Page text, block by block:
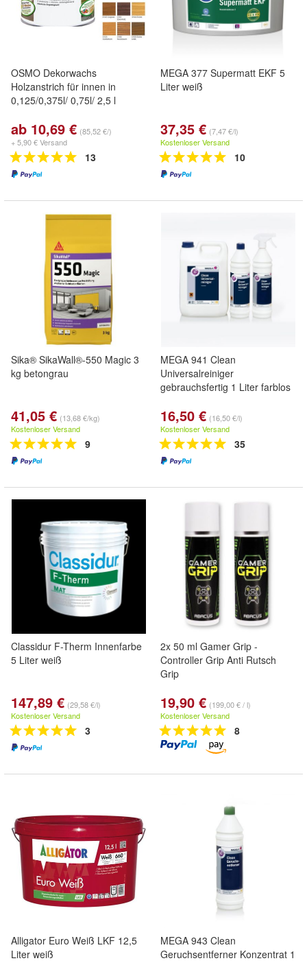
OSMO Dekorwachs
Holzanstrich für innen in
0,125/0,375l/ 0,75l/ 2,5 l
ab 10,69 € (85,52 €/)
+ 5,90 € Versand
13
MEGA 377 Supermatt EKF 5
Liter weiß
37,35 € (7,47 €/l)
Kostenloser Versand
10
Sika® SikaWall®-550 Magic 3
kg betongrau
41,05 € (13,68 €/kg)
Kostenloser Versand
9
MEGA 941 Clean
Universalreiniger
gebrauchsfertig 1 Liter farblos
16,50 € (16,50 €/l)
Kostenloser Versand
35
Classidur F-Therm Innenfarbe
5 Liter weiß
147,89 € (29,58 €/l)
Kostenloser Versand
3
2x 50 ml Gamer Grip -
Controller Grip Anti Rutsch
Grip
19,90 € (199,00 € / l)
Kostenloser Versand
8
Alligator Euro Weiß LKF 12,5
Liter weiß
MEGA 943 Clean
Geruchsentferner Konzentrat 1